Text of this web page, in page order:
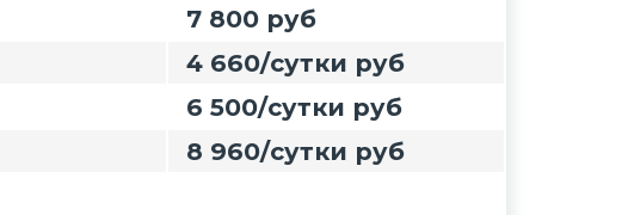
7 800 руб
4 660/сутки руб
6 500/сутки руб
8 960/сутки руб